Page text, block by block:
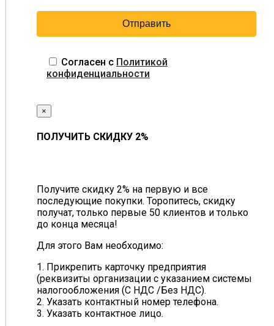
Согласен с Политикой
конфиденциальности
×
ПОЛУЧИТЬ СКИДКУ 2%
Получите скидку 2% на первую и все
последующие покупки. Торопитесь, скидку
получат, только первые 50 клиентов и только
до конца месяца!
Для этого Вам необходимо:
1. Прикрепить карточку предприятия
(реквизиты организации с указанием системы
налогообложения (С НДС /Без НДС).
2. Указать контактный номер телефона.
3. Указать контактное лицо.